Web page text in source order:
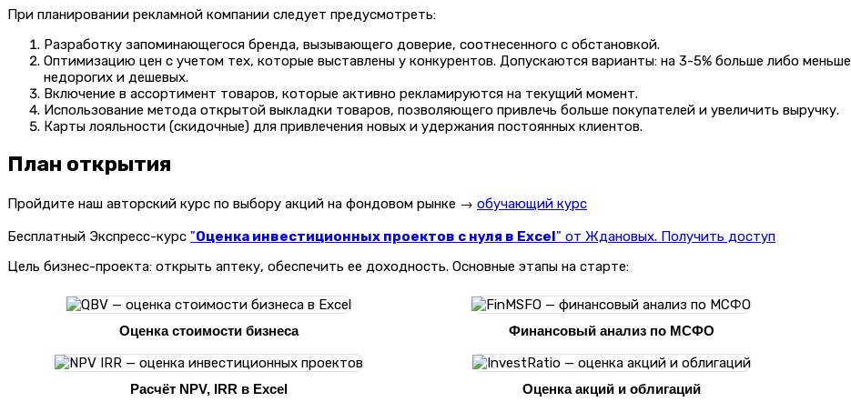
При планировании рекламной компании следует предусмотреть:
Разработку запоминающегося бренда, вызывающего доверие, соотнесенного с обстановкой.
Оптимизацию цен с учетом тех, которые выставлены у конкурентов. Допускаются варианты: на 3-5% больше либо
недорогих и дешевых.
Включение в ассортимент товаров, которые активно рекламируются на текущий момент.
Использование метода открытой выкладки товаров, позволяющего привлечь больше покупателей и увеличить выручку.
Карты лояльности (скидочные) для привлечения новых и удержания постоянных клиентов.
План открытия
Пройдите наш авторский курс по выбору акций на фондовом рынке → обучающий курс
Бесплатный Экспресс-курс "Оценка инвестиционных проектов с нуля в Excel " от Ждановых. Получить доступ
Цель бизнес-проекта: открыть аптеку, обеспечить ее доходность. Основные этапы на старте:
Оценка стоимости бизнеса Финансовый анализ по МСФО
Расчёт NPV, IRR в Excel Оценка акций и облигаций